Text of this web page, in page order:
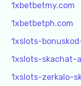
1xbetbetmy.com
1xbetbetph.com
1xslots-
1xslots-skachat-
1xslots-zerkalo-